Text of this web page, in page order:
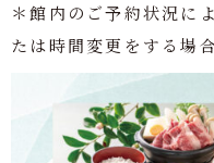
＊館内のご予約状況に
たは時間変更をする場